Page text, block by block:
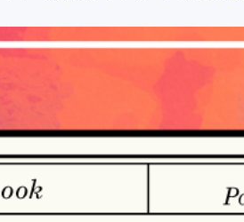
以下総称して「当社サービス」といいま
ご利用日時、ご利用回数などのご利用内
報を取得させていただきます。
れた個人情報を、当社は取得・収集させ
の手段により取得・収集させていただく